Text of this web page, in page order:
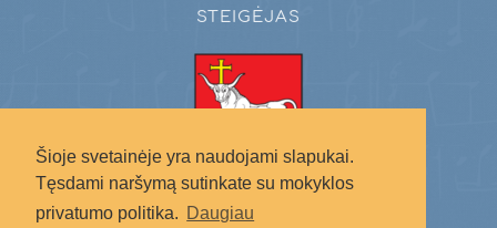
Šioje svetainėje yra naudojami slapukai.
Tęsdami naršymą sutinkate su mokyklos
privatumo politika. Daugiau
STEIGĖJAS